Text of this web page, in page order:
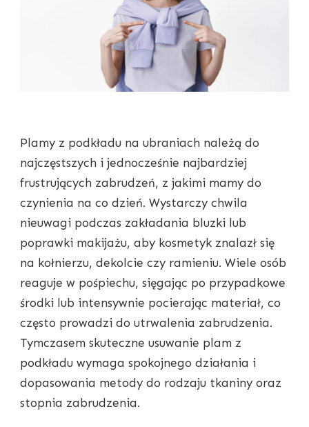
Plamy z podkładu na ubraniach należą do
najczęstszych i jednocześnie najbardziej
frustrujących zabrudzeń, z jakimi mamy do
czynienia na co dzień. Wystarczy chwila
nieuwagi podczas zakładania bluzki lub
poprawki makijażu, aby kosmetyk znalazł się
na kołnierzu, dekolcie czy ramieniu. Wiele osób
reaguje w pośpiechu, sięgając po przypadkowe
środki lub intensywnie pocierając materiał, co
często prowadzi do utrwalenia zabrudzenia.
Tymczasem skuteczne usuwanie plam z
podkładu wymaga spokojnego działania i
dopasowania metody do rodzaju tkaniny oraz
stopnia zabrudzenia.